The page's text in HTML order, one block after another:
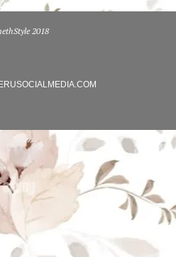
2018